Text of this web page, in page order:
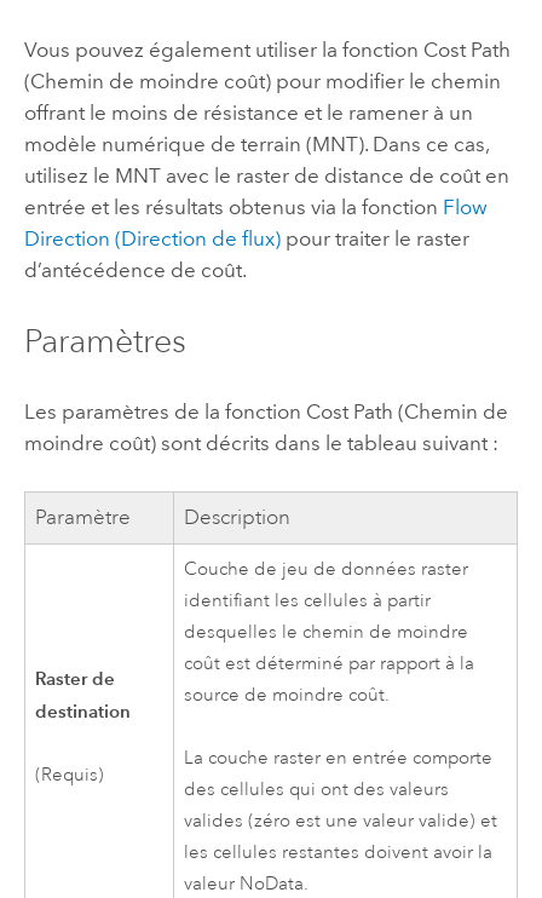
Vous pouvez également utiliser la fonction Cost Path
(Chemin de moindre coût) pour modifier le chemin
offrant le moins de résistance et le ramener à un
modèle numérique de terrain (MNT). Dans ce cas,
utilisez le MNT avec le raster de distance de coût en
entrée et les résultats obtenus via la fonction Flow
Direction (Direction de flux)pour traiter le raster
d’antécédence de coût.
Paramètres
Les paramètres de la fonction Cost Path (Chemin de
moindre coût) sont décrits dans le tableau suivant :
Paramètre Description
Raster de
destination
(Requis)
Couche de jeu de données raster
identifiant les cellules à partir
desquelles le chemin de moindre
coût est déterminé par rapport à la
source de moindre coût.
La couche raster en entrée comporte
des cellules qui ont des valeurs
valides (zéro est une valeur valide) et
les cellules restantes doivent avoir la
valeur NoData.